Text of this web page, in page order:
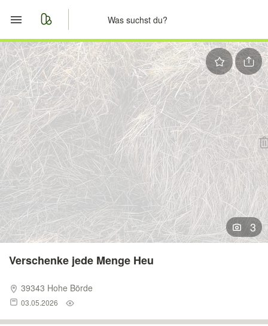
Start
Merkliste
Nachrichten
Anzeige aufgeben
3
Verschenke jede Menge Heu
39343 Hohe Börde
03.05.2026